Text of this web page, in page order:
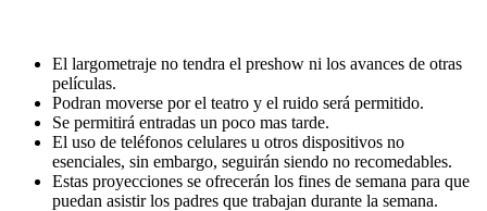
El largometraje no tendra el preshow ni los avances de otras
películas.
Podran moverse por el teatro y el ruido será permitido.
Se permitirá entradas un poco mas tarde.
El uso de teléfonos celulares u otros dispositivos no
esenciales, sin embargo, seguirán siendo no recomedables.
Estas proyecciones se ofrecerán los fines de semana para que
puedan asistir los padres que trabajan durante la semana.